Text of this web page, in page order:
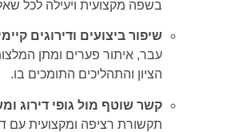
בשפה מקצועית ויעילה לכל
שיפור ביצועים ודירוגים
עבר, איתור פערים ומתן
הציון והתהליכים התומכים בו.
קשר שוטף מול גופי דירוג
תקשורת רציפה ומקצועית עם